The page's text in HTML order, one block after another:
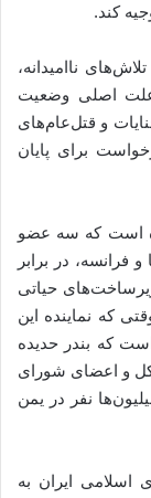
کند.
ناامیدانه،
اصلی وضعیت
و قتل‌عام‌های
برای پایان
است که سه عضو
و فرانسه، در برابر
زیرساخت‌های حیاتی
که نماینده این
که بندر حدیده
و اعضای شورای
نفر در یمن
اسلامی ایران به